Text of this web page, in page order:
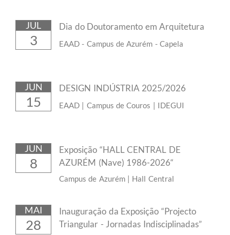
JUL
3
Dia do Doutoramento em Arquitetura
EAAD - Campus de Azurém - Capela
JUN
15
DESIGN INDÚSTRIA 2025/2026
EAAD | Campus de Couros | IDEGUI
JUN
8
Exposição “HALL CENTRAL DE
AZURÉM (Nave) 1986-2026“
Campus de Azurém | Hall Central
MAI
28
Inauguração da Exposição “Projecto
Triangular - Jornadas Indisciplinadas”